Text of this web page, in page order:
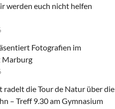
werden euch nicht helfen
Fotografien im
Marburg
radelt die Tour de Natur über die
– Treff 9.30 am Gymnasium